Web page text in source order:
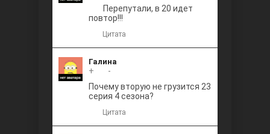
Перепутали, в 20 идет
повтор!!!
Цитата
Галина
+
-
Почему вторую не грузится 23
серия 4 сезона?
Цитата